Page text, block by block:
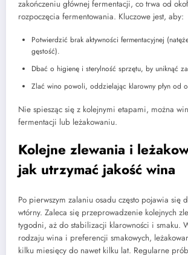
zakończeniu głównej fermentacji, co trwa od
rozpoczęcia fermentowania. Kluczowe jest, aby:
Potwierdzić brak aktywności fermentacyjnej
gęstość).
Dbać o higienę i sterylność sprzętu, by uniknąć
Zlać wino powoli, oddzielając klarowny płyn od
Nie spiesząc się z kolejnymi etapami, można
fermentacji lub leżakowaniu.
Kolejne zlewania i
jak utrzymać jakość wina
Po pierwszym zalaniu osadu często pojawia się
wtórny. Zaleca się przeprowadzenie kolejnych
tygodni, aż do stabilizacji klarowności i smaku.
rodzaju wina i preferencji smakowych,
kilku miesięcy do nawet kilku lat. Regularne